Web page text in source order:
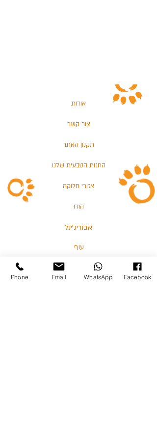
אודות
צור קשר
תקנון האתר
החנות הטבעית שלנו
אזורי חלוקה
הודו
אבוריג'ינל
עוף
Phone Email WhatsApp Facebook